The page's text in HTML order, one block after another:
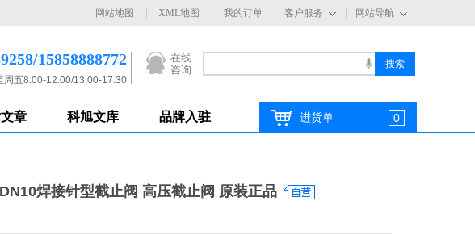
网站导航
客户服务
网站地图 XML地图 我的订单
在线
咨询
15858888772
周五8:00-12:00/13:00-17:30
章 科旭文库 品牌入驻 进货单 0
焊接针型截止阀 高压截止阀 原装正品